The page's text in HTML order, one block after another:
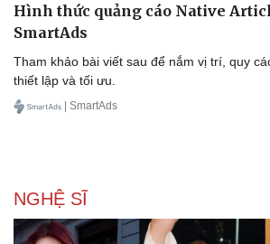
Hình thức quảng cáo Native
SmartAds
Tham khảo bài viết sau để nắm vị trí, quy
thiết lập và tối ưu.
| SmartAds
NGHỆ SĨ